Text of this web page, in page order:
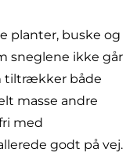
planter, buske og
sneglene ikke går
tiltrækker både
masse andre
med
godt på vej.